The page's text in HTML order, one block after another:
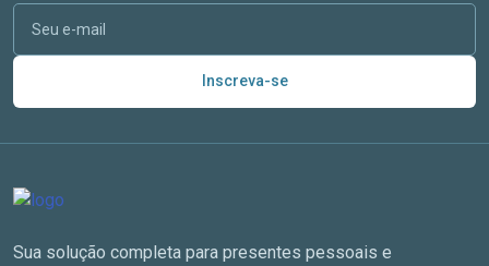
Inscreva-se
Sua solução completa para presentes pessoais e